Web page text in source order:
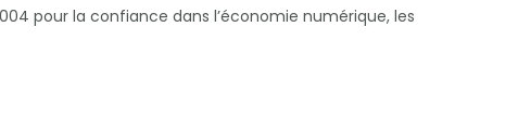
pour la confiance dans l’économie numérique, les